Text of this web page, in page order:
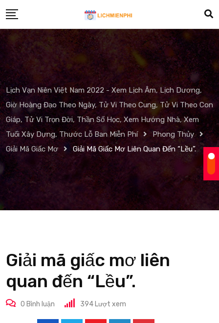
to
content
Lịch Vạn Niên Việt Nam 2022 - Xem Lịch Âm, Lịch Dương,
Giờ Hoàng Đạo Theo Ngày, Tử Vi Theo Cung, Tử Vi Theo Con
Giáp, Tử Vi Trọn Đời, Thần Số Học, Xem Hướng Nhà, Xem
Tuổi Xây Dựng, Thước Lỗ Ban Miễn Phí
Phong Thủy
Giải Mã Giấc Mơ
Giải Mã Giấc Mơ Liên Quan Đến “Lều”.
Giải mã giấc mơ liên
quan đến “Lều”.
0 Bình luận 394 Lượt xem